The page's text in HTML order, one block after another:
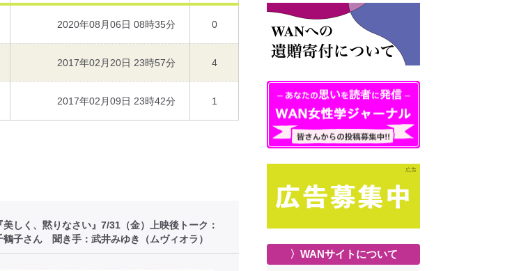
2020年08月06日 08時35分 0
2017年02月20日 23時57分 4
2017年02月09日 23時42分 1
美しく、黙りなさい』7/31（金）上映後トーク：
鶴子さん 聞き手：武井みゆき（ムヴィオラ）
〉WANサイトについて